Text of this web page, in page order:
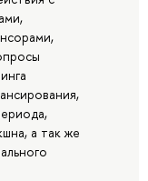
а так же